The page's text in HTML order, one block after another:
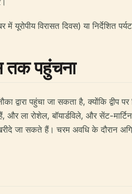
यूरोपीय विरासत दिवस) या निर्देशित
तक पहुंचना
द्वारा पहुंचा जा सकता है, क्योंकि द्वीप
और ला रोशेल, बॉयार्डविले, और सेंट-
जा सकते हैं। चरम अवधि के दौरान